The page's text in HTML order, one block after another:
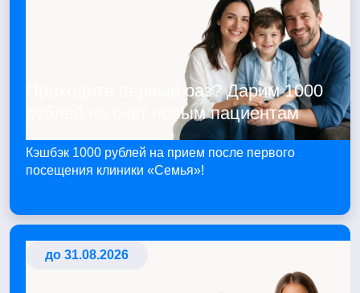
Приходите первый раз? Дарим 1000
рублей на счет новым пациентам
Кэшбэк 1000 рублей на прием после первого
посещения клиники «Семья»!
до 31.08.2026